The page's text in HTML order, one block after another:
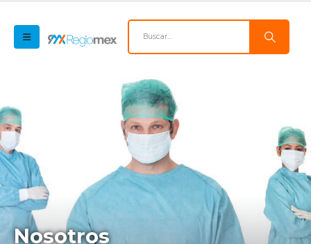
Nosotros